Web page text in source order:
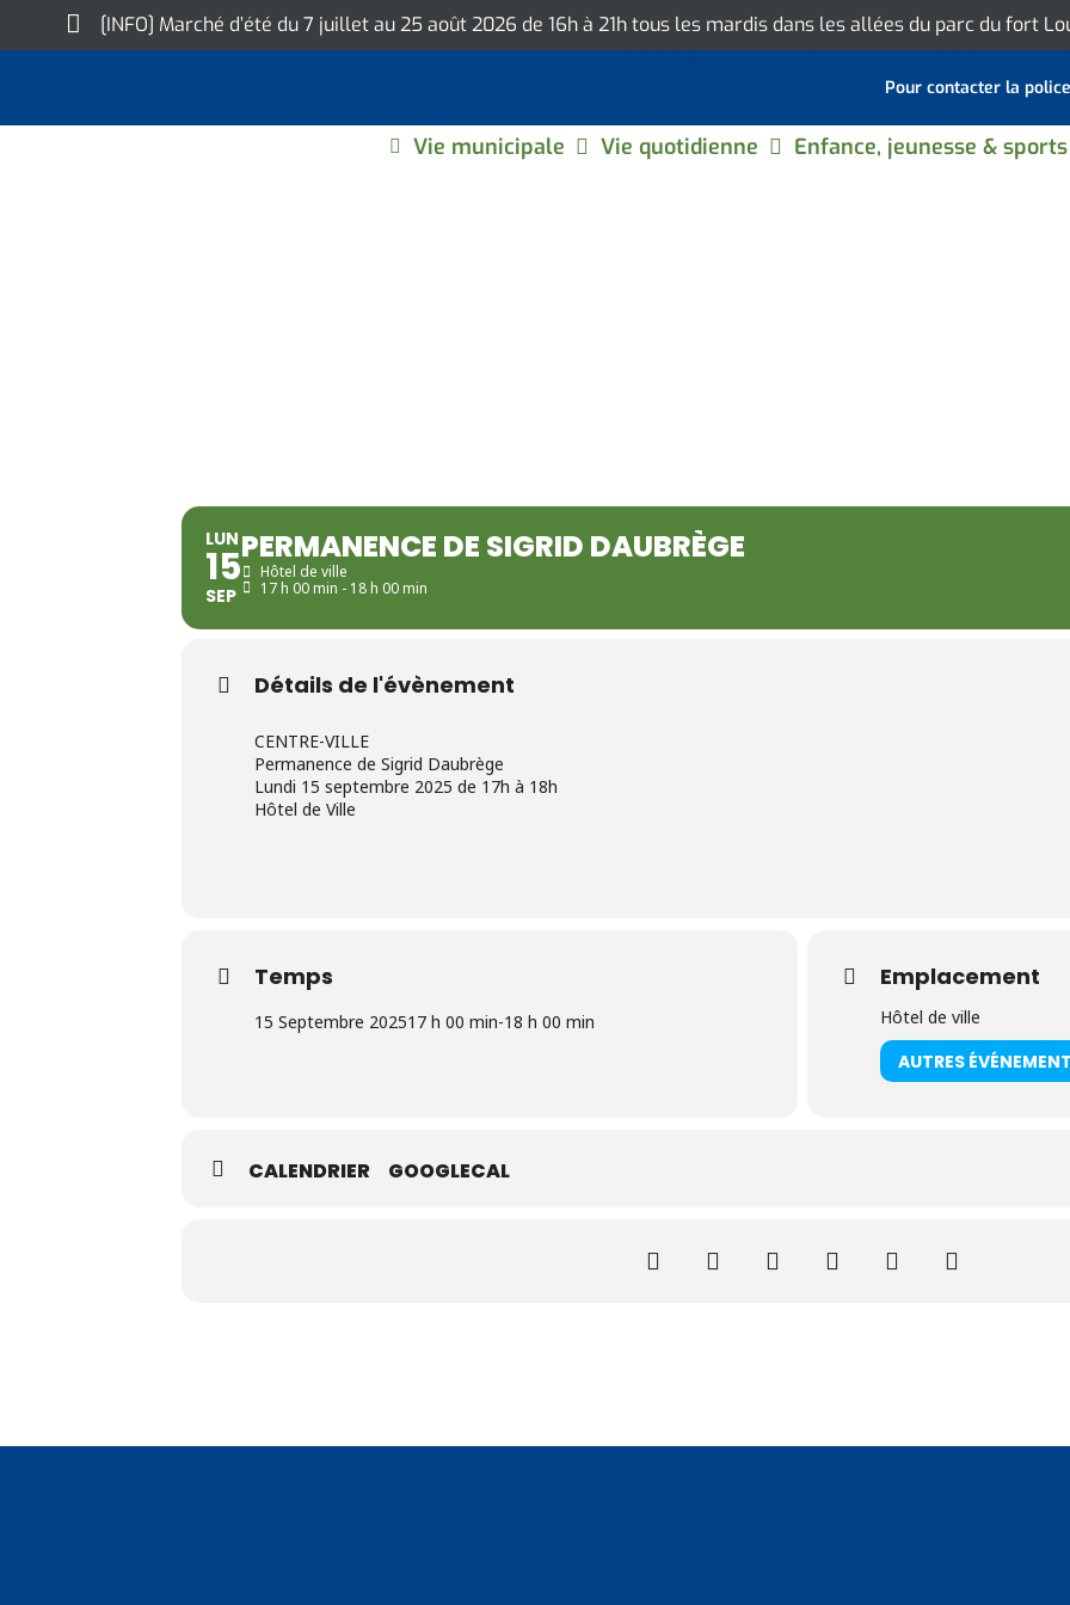
to
[INFO] Marché d’été du 7 juillet au 25 août 2026 de 16h à 21h tous les mardis dans les allées du parc du fort
Pour contacter la
Vie municipale Vie quotidienne Enfance, jeunesse & sports
LUN
15
SEP
PERMANENCE DE SIGRID DAUBRÈGE
Hôtel de ville
17 h 00 min - 18 h 00 min
Détails de l'évènement
CENTRE-VILLE
Permanence de Sigrid Daubrège
Lundi 15 septembre 2025 de 17h à 18h
Hôtel de Ville
Temps
15 Septembre 202517 h 00 min-18 h 00 min
Emplacement
Hôtel de ville
AUTRES
CALENDRIER GOOGLECAL